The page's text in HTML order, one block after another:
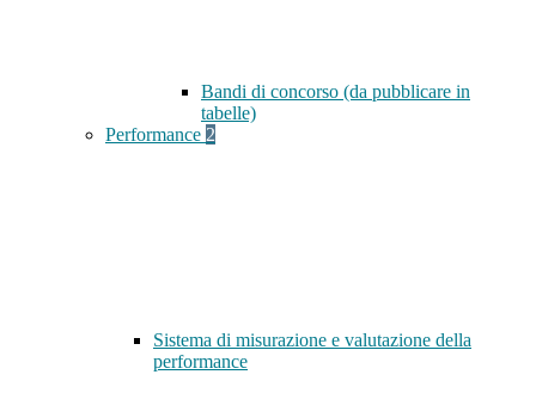
Bandi di concorso (da pubblicare in
tabelle)
Performance 2
Sistema di misurazione e valutazione della
performance